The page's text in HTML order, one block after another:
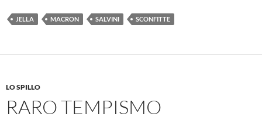
JELLA MACRON SALVINI SCONFITTE
LO SPILLO
RARO TEMPISMO